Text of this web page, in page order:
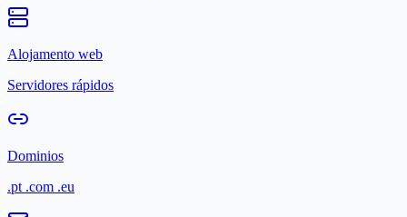
Alojamento web
Servidores rápidos
Dominios
.pt .com .eu